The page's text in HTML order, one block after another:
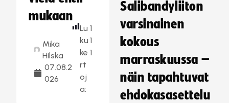
mukaan
Mika
Hilska
07.08.2
026
Lu
ku
ke
rt
oj
a:
1
1
1
Salibandyliiton
varsinainen
kokous
marraskuussa –
näin tapahtuvat
ehdokasasettelu